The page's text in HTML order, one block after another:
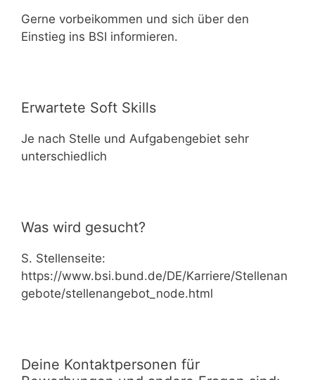
Gerne vorbeikommen und sich über den
Einstieg ins BSI informieren.
Erwartete Soft Skills
Je nach Stelle und Aufgabengebiet sehr
unterschiedlich
Was wird gesucht?
S. Stellenseite:
https://www.bsi.bund.de/DE/Karriere/Stellenan
gebote/stellenangebot_node.html
Deine Kontaktpersonen für